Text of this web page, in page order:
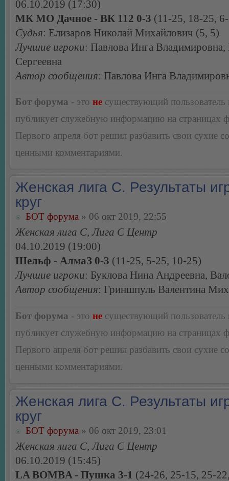
06.10.2019 (17:30)
МК МО Дачное - ВК 112 0-3 (11-25, 18-25,
Судья: Елизаров Николай Михайлович (5, 5)
Лучшие игроки: Павлова Инга Владимировна,
Сергеевна
Автор сообщения: Павлова Инга
Бот форума - это не существующий пользователь
публикует служебную информацию на страницах
Первого апреля бот решил разбавить свои сухие
ценными комментариями.
Женская лига С. Результаты
круг
БОТ форума » 06 окт 2019, 22:55
Женская лига С, Лига С Центр
04.10.2019 (19:00)
Шельф - АлмаЗ 0-3 (11-25, 5-25, 10-25)
Лучшие игроки: Буклова Нина Андреевна,
Автор сообщения: Гриншпуль Валентина
Бот форума - это не существующий пользователь
публикует служебную информацию на страницах
Первого апреля бот решил разбавить свои сухие
ценными комментариями.
Женская лига С. Результаты
круг
БОТ форума » 06 окт 2019, 23:01
Женская лига С, Лига С Центр
06.10.2019 (15:45)
LA BOMBA - Пушка 3-1 (24-26, 25-15, 25-